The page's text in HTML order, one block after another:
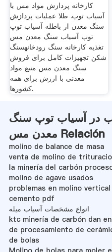
کارخانه پردازش مواد مس با
آسیاب توپ. طلا عملیات پردازش
سنگ معدن از باطله آسیاب توپ
توپ آسیاب سنگ معدن مس
تغذیه کارخانه سنگ رودخانهسنگ
شکن تجهیزات کامل برای فروش
سنگ معدن مس منبع مواد
معدنی با ارزش برای همه
کشورها.
در آسیاب توپ سنگ
معدن مس Relación
molino de balance de masa
venta de molino de
la minería del carbón
molino de agave usados
problemas en molino
cemento pdf
انواع مشخصات آسیاب میله
ktc minería de carbón dan
de procesamiento de
de bolas